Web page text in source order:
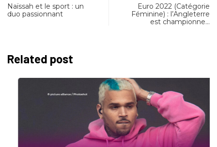
Naïssah et le sport : un
duo passionnant
Euro 2022 (Catégorie
Féminine) : l’Angleterre
est championne…
Related post